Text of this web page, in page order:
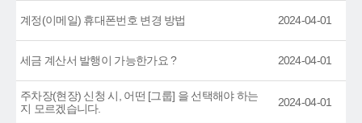
계정(이메일) 휴대폰번호 변경 방법 2024-04-01
세금 계산서 발행이 가능한가요 ? 2024-04-01
주차장(현장) 신청 시, 어떤 [그룹] 을 선택해야 하는
지 모르겠습니다.
2024-04-01